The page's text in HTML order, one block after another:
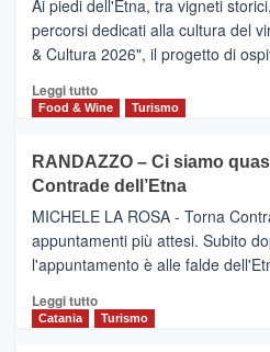
Alcantara
nei
primi
nella
classifica
PALACE
TAORMINA,
UN
HOTEL
FOUR
IL
NUOVO
SUMMER
CLUB
Ai piedi dell'Etna, tra vigneti
percorsi dedicati alla cultura del
& Cultura 2026", il progetto di
Leggi tuttoLeggi
di
VIAGRANDE
(Ct)
–
Benanti
presenta
“Vino
&
Cultura
Food & Wine Turismo
RANDAZZO – Ci siamo
Contrade dell’Etna
MICHELE LA ROSA - Torna
appuntamenti più attesi. Subito
l'appuntamento è alle falde
Leggi tuttoLeggi
di
Catania Turismo